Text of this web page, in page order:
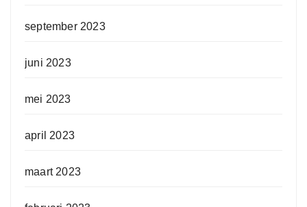
september 2023
juni 2023
mei 2023
april 2023
maart 2023